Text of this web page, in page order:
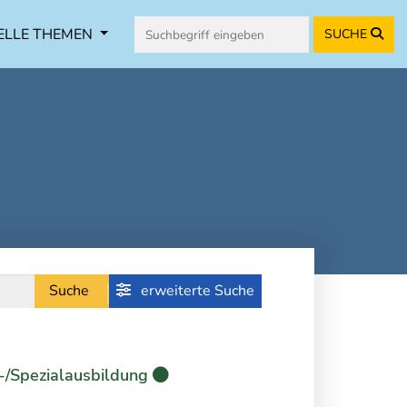
THEMEN SUCHE
Suche erweiterte Suche
Spezialausbildung